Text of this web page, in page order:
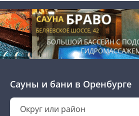
Сауны и бани в Оренбурге
Округ или район